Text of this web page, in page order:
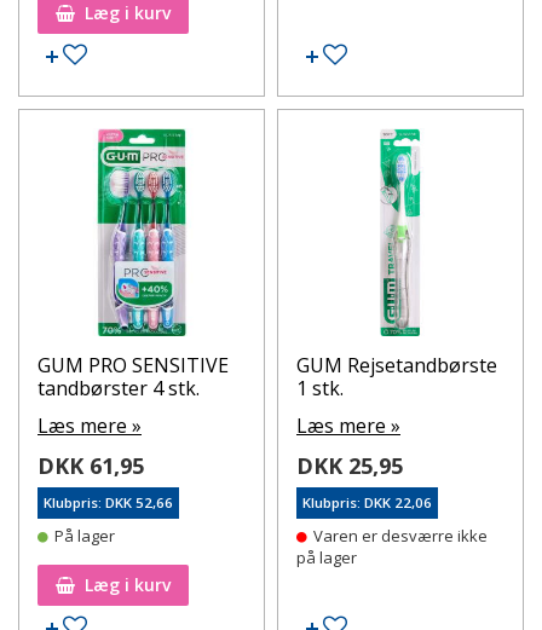
Læg i kurv
Tilføj til ønskeseddel
Tilføj til ønskeseddel
GUM PRO SENSITIVE
tandbørster 4 stk.
Læs mere »
DKK 61,95
Klubpris: DKK 52,66
På lager
Læg i kurv
Tilføj til ønskeseddel
GUM Rejsetandbørste
1 stk.
Læs mere »
DKK 25,95
Klubpris: DKK 22,06
Varen er desværre ikke
på lager
Tilføj til ønskeseddel